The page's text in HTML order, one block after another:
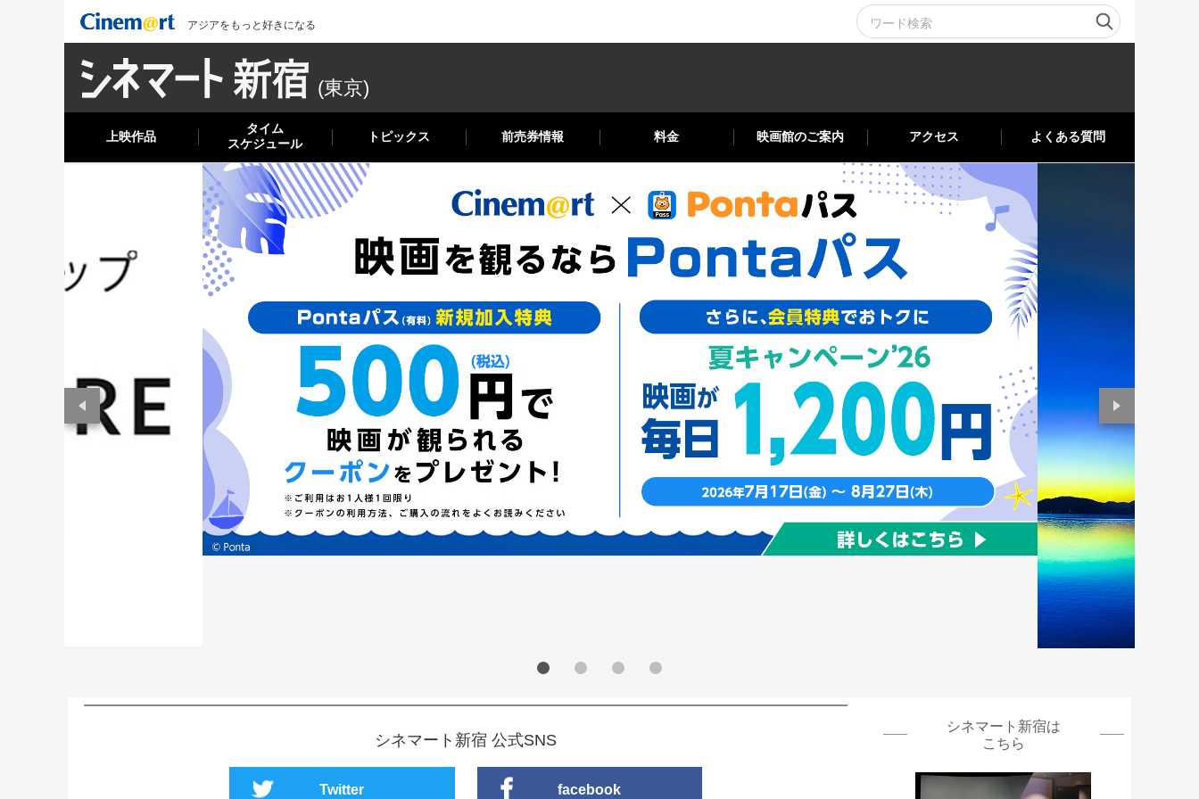
アジアをもっと好きになる
(東京)
上映作品
タイム
スケジュール
トピックス 前売券情報 料金 映画館のご案内 アクセス よくある質問
シネマート新宿 公式SNS
Twitter facebook
シネマート新宿は
こちら